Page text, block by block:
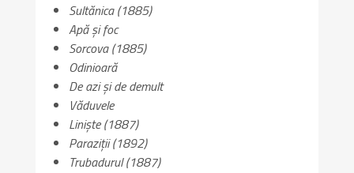
Sultănica (1885)
Apă și foc
Sorcova (1885)
Odinioară
De azi și de demult
Văduvele
Liniște (1887)
Paraziții (1892)
Trubadurul (1887)